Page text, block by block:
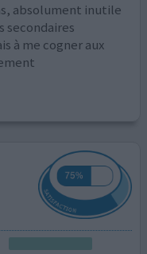
absolument inutile
secondaires
à me cogner aux